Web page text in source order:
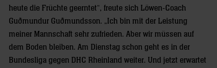
heute die Früchte geerntet“, freute sich Löwen-Coach
Guðmundur Guðmundsson. „Ich bin mit der Leistung
meiner Mannschaft sehr zufrieden. Aber wir müssen auf
dem Boden bleiben. Am Dienstag schon geht es in der
Bundesliga gegen DHC Rheinland weiter. Und jetzt erwartet